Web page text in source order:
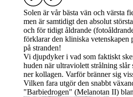
Solen är vår bästa vän och värsta
men är samtidigt den absolut
och för tidigt åldrande
förklarar den kliniska vetenskapen
på stranden!
Vi djupdyker i vad som faktiskt
huden när ultraviolett strålning
ner kollagen. Varför bränner sig
Vilken fara utgör den snabbt
"Barbiedrogen" (Melanotan II)